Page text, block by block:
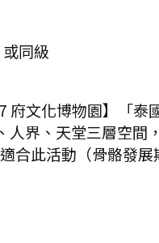
同級
文化博物園】「泰
界、天堂三層空
此活動（骨骼發展